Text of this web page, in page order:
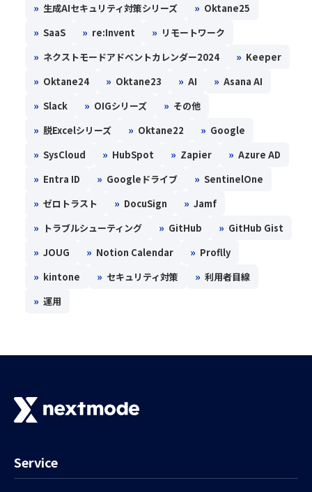
» 生成AIセキュリティ対策シリーズ » Oktane25
» SaaS » re:Invent » リモートワーク
» ネクストモードアドベントカレンダー2024 » Keeper
» Oktane24 » Oktane23 » AI » Asana AI
» Slack » OIGシリーズ » その他
» 脱Excelシリーズ » Oktane22 » Google
» SysCloud » HubSpot » Zapier » Azure AD
» Entra ID » Googleドライブ » SentinelOne
» ゼロトラスト » DocuSign » Jamf
» トラブルシューティング » GitHub » GitHub Gist
» JOUG » Notion Calendar » Proflly
» kintone » セキュリティ対策 » 利用者目線
» 運用
Service